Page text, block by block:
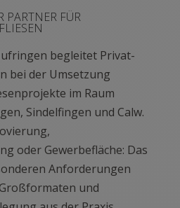
PARTNER FÜR
begleitet Privat-
bei der Umsetzung
im Raum
Sindelfingen und Calw.
oder Gewerbefläche: Das
Anforderungen
und